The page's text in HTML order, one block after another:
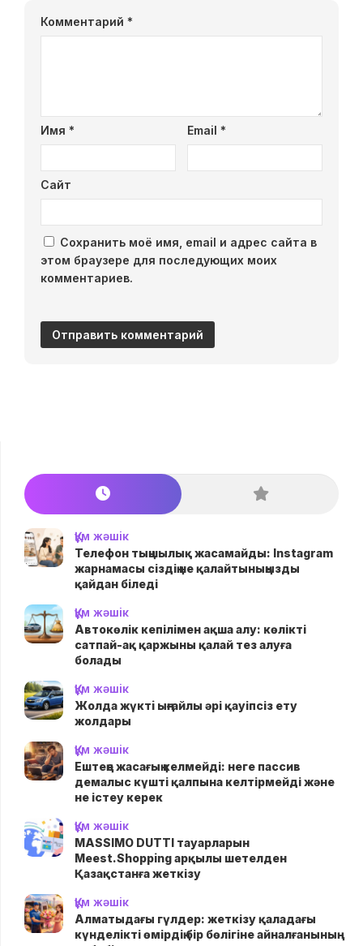
Комментарий *
Имя * Email *
Сайт
Сохранить моё имя, email и адрес сайта в
этом браузере для последующих моих
комментариев.
Құм жәшік
Телефон тыңшылық жасамайды: Instagram
жарнамасы сіздің не қалайтыныңызды
қайдан біледі
Құм жәшік
Автокөлік кепілімен ақша алу: көлікті
сатпай-ақ қаржыны қалай тез алуға
болады
Құм жәшік
Жолда жүктi ыңғайлы әрі қауіпсіз ету
жолдары
Құм жәшік
Ештеңе жасағың келмейді: неге пассив
демалыс күшті қалпына келтірмейді және
не істеу керек
Құм жәшік
MASSIMO DUTTI тауарларын
Meest.Shopping арқылы шетелден
Қазақстанға жеткізу
Құм жәшік
Алматыдағы гүлдер: жеткізу қаладағы
күнделікті өмірдің бір бөлігіне айналғанының